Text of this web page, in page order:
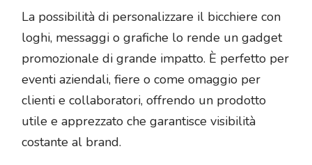
La possibilità di personalizzare il bicchiere con
loghi, messaggi o grafiche lo rende un gadget
promozionale di grande impatto. È perfetto per
eventi aziendali, fiere o come omaggio per
clienti e collaboratori, offrendo un prodotto
utile e apprezzato che garantisce visibilità
costante al brand.